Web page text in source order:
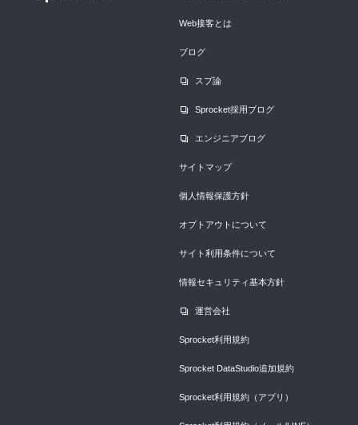
Web接客とは
ブログ
スプ論
Sprocket採用ブログ
エンジニアブログ
サイトマップ
個人情報保護方針
オプトアウトについて
サイト利用条件について
情報セキュリティ基本方針
運営会社
Sprocket利用規約
Sprocket DataStudio追加規約
Sprocket利用規約（アプリ）